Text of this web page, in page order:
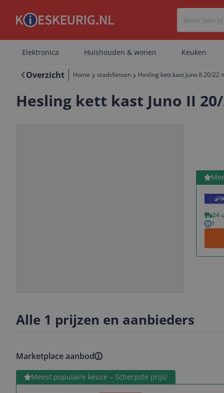
Elektronica Huishouden & wonen Keuken
Overzicht Home stadsfietsen Hesling kett kast Juno II 20/22
Hesling kett kast Juno II
24
1
Bekijk
Alle 1 prijzen en aanbieders
Marketplace aanbod
Meest populaire keuze – Scherpste prijs!
Bekijk product